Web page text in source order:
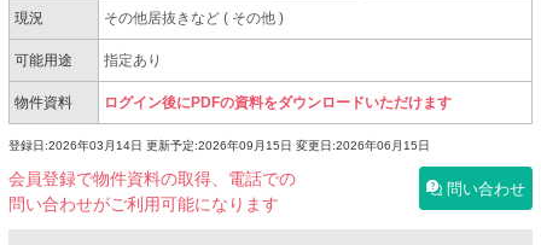
現況 その他居抜きなど( その他)
可能用途 指定あり
物件資料 ログイン後にPDFの資料をダウンロードいただけます
登録日:2026年03月14日 更新予定:2026年09月15日 変更日:2026年06月15日
会員登録で物件資料の取得、電話での
問い合わせがご利用可能になります
問い合わせ